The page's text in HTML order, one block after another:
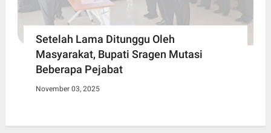
Setelah Lama Ditunggu Oleh
Masyarakat, Bupati Sragen Mutasi
Beberapa Pejabat
November 03, 2025